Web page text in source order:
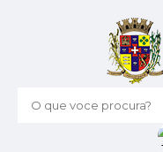
O que voce procura?